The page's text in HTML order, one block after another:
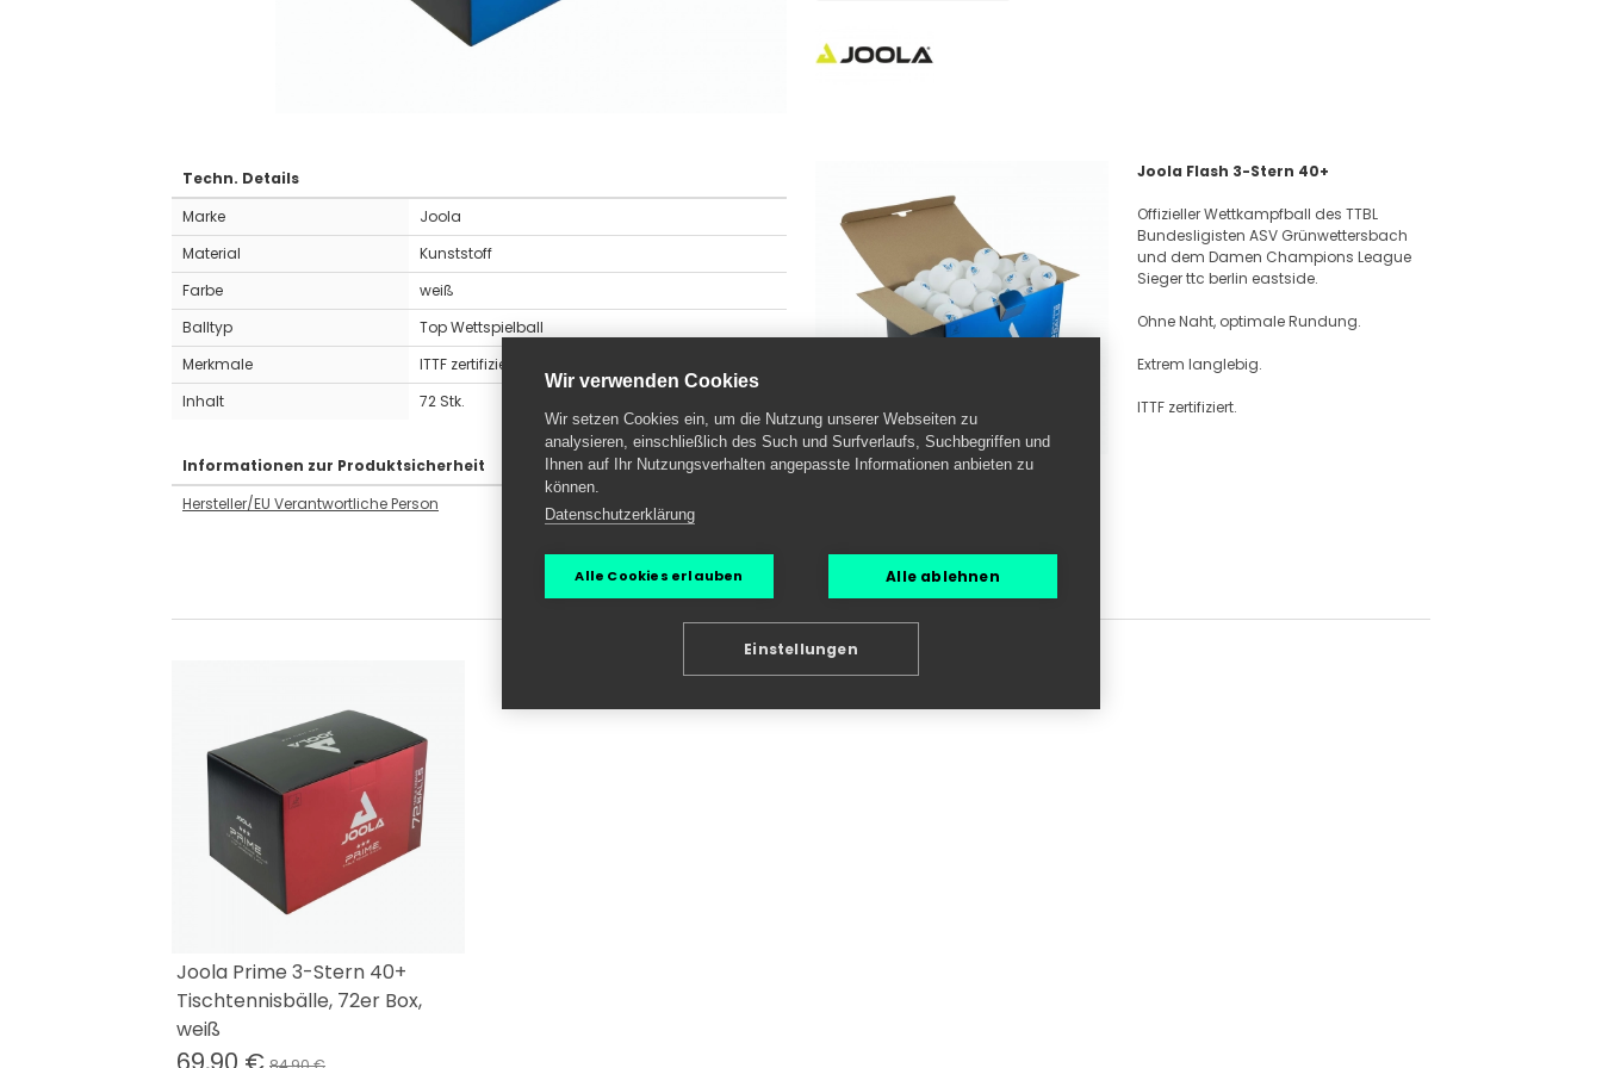
Wir verwenden Cookies
Wir setzen Cookies ein, um die Nutzung unserer Webseiten zu
analysieren, einschließlich des Such und Surfverlaufs, Suchbegriffen und
Ihnen auf Ihr Nutzungsverhalten angepasste Informationen anbieten zu
können.
Datenschutzerklärung
Alle Cookies erlauben Alle ablehnen
Einstellungen
Techn. Details
Marke
Joola
Material
Kunststoff
Farbe
weiß
Balltyp
Top Wettspielball
Merkmale
ITTF zertifiziert
Inhalt
72 Stk.
Informationen zur Produktsicherheit
Hersteller/EU Verantwortliche Person
Joola Flash 3-Stern 40+
Offizieller Wettkampfball des TTBL
Bundesligisten ASV Grünwettersbach
und dem Damen Champions League
Sieger ttc berlin eastside.
Ohne Naht, optimale Rundung.
Extrem langlebig.
ITTF zertifiziert.
ÄHNLICHE PRODUKTE
Joola Prime 3-Stern 40+
Tischtennisbälle, 72er Box,
weiß